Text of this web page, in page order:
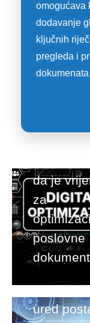
omogućava
dodavanje
ključnih
pregleda i
dokumenata.
da je
za
poslovne
Kako
ured